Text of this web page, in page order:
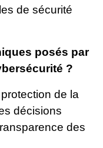
de sécurité
posés par
?
de la
décisions
des